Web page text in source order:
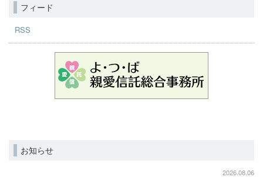
フィード
RSS
お知らせ
2026.08.06